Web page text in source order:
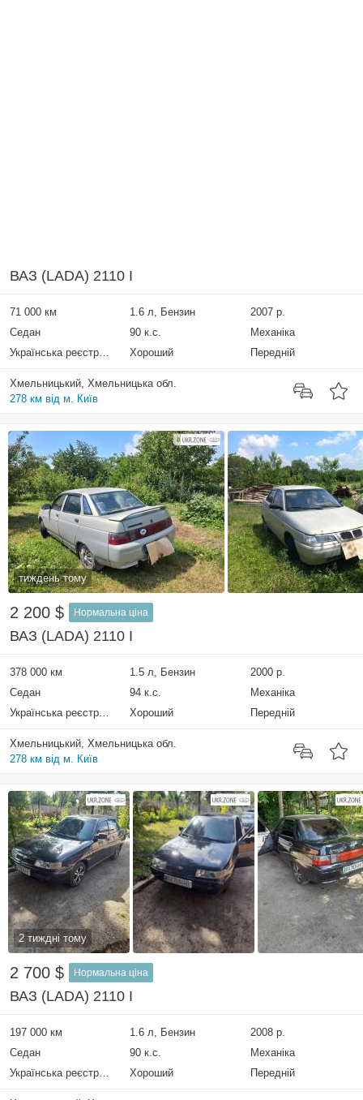
ВАЗ (LADA) 2110 I
71 000 км 1.6 л, Бензин
2007 р.
Седан
90 к.с.
Механіка
Українська реєстрація
Хороший Передній
Хмельницький, Хмельницька обл.
278 км від м. Київ
тиждень тому
2 200 $ Нормальна ціна
ВАЗ (LADA) 2110 I
378 000 км 1.5 л, Бензин
2000 р.
Седан
94 к.с.
Механіка
Українська реєстрація
Хороший Передній
Хмельницький, Хмельницька обл.
278 км від м. Київ
2 тиждні тому
2 700 $ Нормальна ціна
ВАЗ (LADA) 2110 I
197 000 км 1.6 л, Бензин
2008 р.
Седан
90 к.с.
Механіка
Українська реєстрація
Хороший Передній